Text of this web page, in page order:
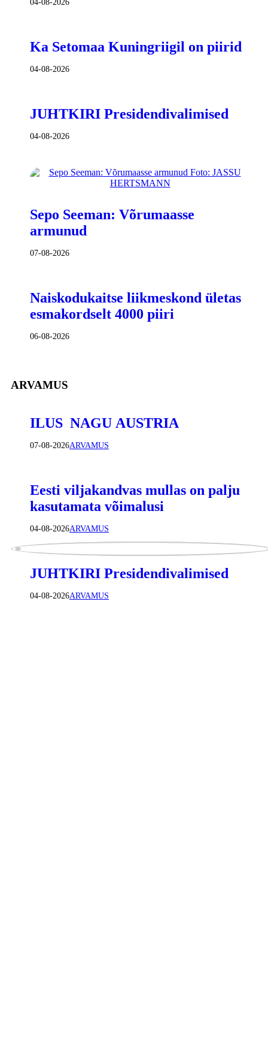
Ka Setomaa Kuningriigil on piirid
04-08-2026
JUHTKIRI Presidendivalimised
04-08-2026
Sepo Seeman: Võrumaasse
armunud
07-08-2026
Naiskodukaitse liikmeskond ületas
esmakordselt 4000 piiri
06-08-2026
ARVAMUS
ILUS NAGU AUSTRIA
07-08-2026ARVAMUS
Eesti viljakandvas mullas on palju
kasutamata võimalusi
04-08-2026ARVAMUS
JUHTKIRI Presidendivalimised
04-08-2026ARVAMUS